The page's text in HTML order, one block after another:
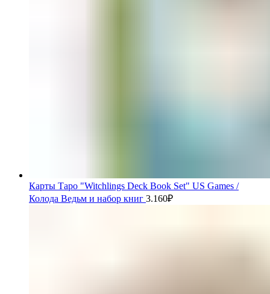
Карты Таро "Witchlings Deck Book Set" US Games /
Колода Ведьм и набор книг 3.160₽